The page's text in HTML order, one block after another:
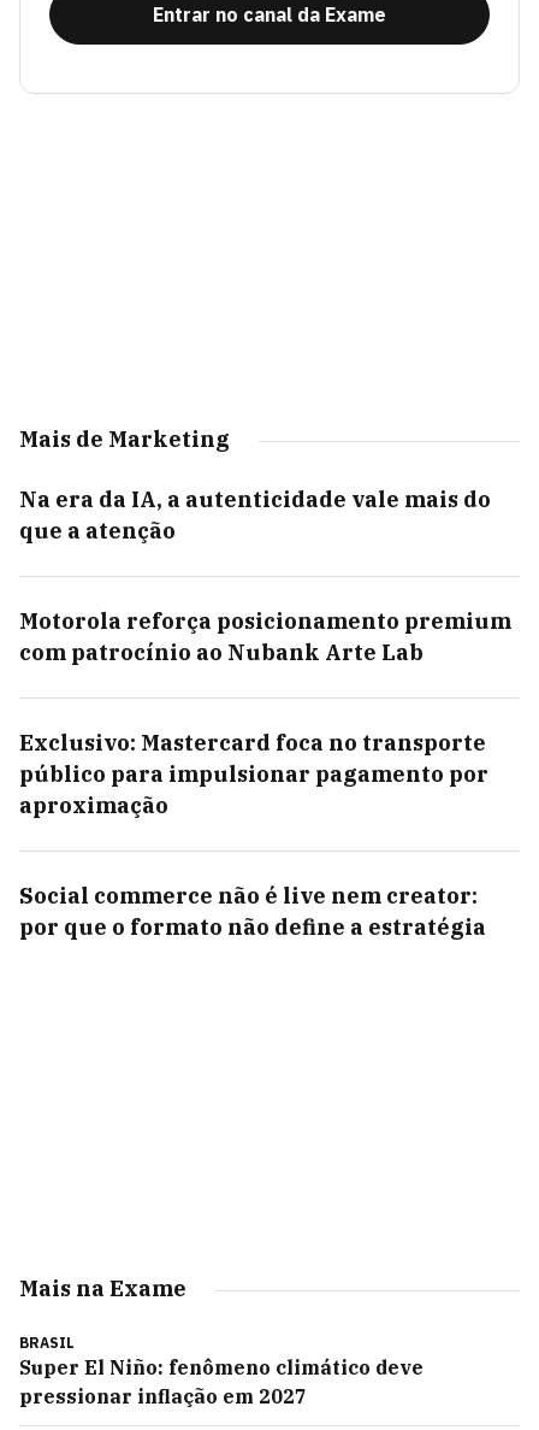
Entrar no canal da Exame
Mais de Marketing
Na era da IA, a autenticidade vale mais do
que a atenção
Motorola reforça posicionamento premium
com patrocínio ao Nubank Arte Lab
Exclusivo: Mastercard foca no transporte
público para impulsionar pagamento por
aproximação
Social commerce não é live nem creator:
por que o formato não define a estratégia
Mais na Exame
BRASIL
Super El Niño: fenômeno climático deve
pressionar inflação em 2027